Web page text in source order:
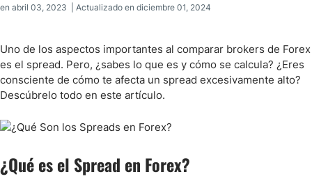
¿Es Importante la Hora del Día en el Trading de Forex?
¿Cuándo es más Conveniente Operar en Forex?
Cómo se Expresa el Spread de un Par de Divisas
en abril 03, 2023 | Actualizado en diciembre 01, 2024
Uno de los aspectos importantes al comparar brokers de Forex
es el spread. Pero, ¿sabes lo que es y cómo se calcula? ¿Eres
consciente de cómo te afecta un spread excesivamente alto?
Descúbrelo todo en este artículo.
¿Qué es el Spread en Forex?